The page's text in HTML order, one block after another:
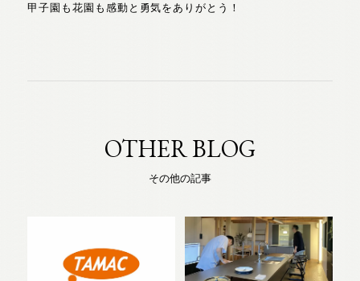
甲子園も花園も感動と勇気をありがとう！
OTHER BLOG
その他の記事